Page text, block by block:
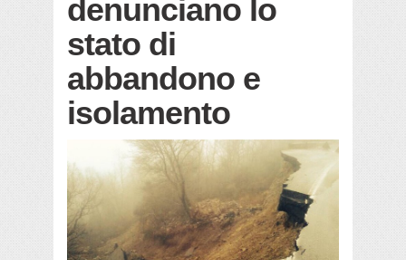
denunciano lo
stato di
abbandono e
isolamento